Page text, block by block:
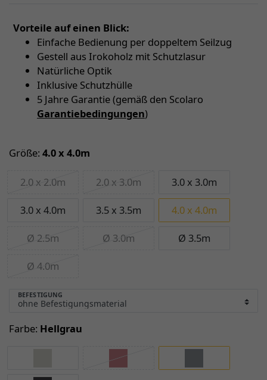
Vorteile auf einen Blick:
Einfache Bedienung per doppeltem Seilzug
Gestell aus Irokoholz mit Schutzlasur
Natürliche Optik
Inklusive Schutzhülle
5 Jahre Garantie (gemäß den Scolaro
Garantiebedingungen)
Größe: 4.0 x 4.0m
2.0 x 2.0m 2.0 x 3.0m 3.0 x 3.0m
3.0 x 4.0m 3.5 x 3.5m 4.0 x 4.0m
Ø 2.5m Ø 3.0m Ø 3.5m
Ø 4.0m
BEFESTIGUNG
Farbe: Hellgrau